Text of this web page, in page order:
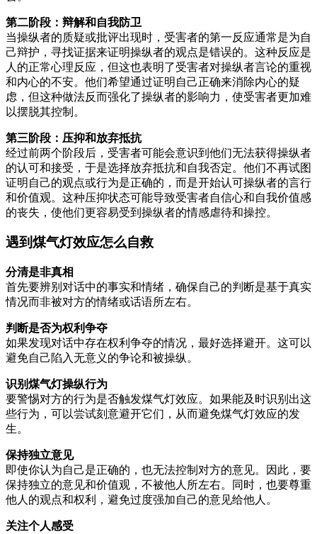
第二阶段：辩解和自我防卫
当操纵者的质疑或批评出现时，受害者的第一反应通常是为自
己辩护，寻找证据来证明操纵者的观点是错误的。这种反应是
人的正常心理反应，但这也表明了受害者对操纵者言论的重视
和内心的不安。他们希望通过证明自己正确来消除内心的疑
虑，但这种做法反而强化了操纵者的影响力，使受害者更加难
以摆脱其控制。
第三阶段：压抑和放弃抵抗
经过前两个阶段后，受害者可能会意识到他们无法获得操纵者
的认可和接受，于是选择放弃抵抗和自我否定。他们不再试图
证明自己的观点或行为是正确的，而是开始认可操纵者的言行
和价值观。这种压抑状态可能导致受害者自信心和自我价值感
的丧失，使他们更容易受到操纵者的情感虐待和操控。
遇到煤气灯效应怎么自救
分清是非真相
首先要辨别对话中的事实和情绪，确保自己的判断是基于真实
情况而非被对方的情绪或话语所左右。
判断是否为权利争夺
如果发现对话中存在权利争夺的情况，最好选择避开。这可以
避免自己陷入无意义的争论和被操纵。
识别煤气灯操纵行为
要警惕对方的行为是否触发煤气灯效应。如果能及时识别出这
些行为，可以尝试刻意避开它们，从而避免煤气灯效应的发
生。
保持独立意见
即使你认为自己是正确的，也无法控制对方的意见。因此，要
保持独立的意见和价值观，不被他人所左右。同时，也要尊重
他人的观点和权利，避免过度强加自己的意见给他人。
关注个人感受